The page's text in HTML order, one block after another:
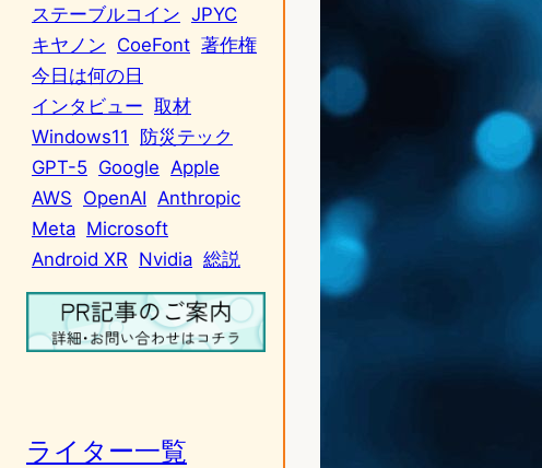
ステーブルコイン JPYC
キヤノン CoeFont 著作権
今日は何の日
インタビュー 取材
Windows11
防災テック
GPT-5 Google Apple
AWS OpenAI Anthropic
Meta Microsoft
Android XR Nvidia 総説
ライター一覧